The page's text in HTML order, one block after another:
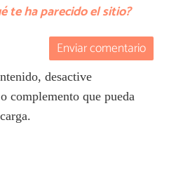
te ha parecido el sitio?
Enviar comentario
desactive
complemento que pueda